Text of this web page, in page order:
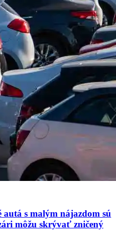
autá s malým nájazdom sú
môžu skrývať zničený